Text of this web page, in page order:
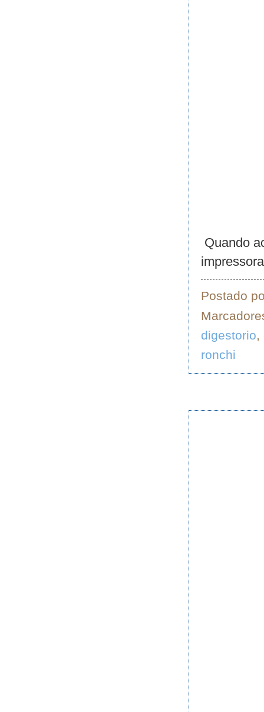
Quando
Postado
digestorio,
ronchi